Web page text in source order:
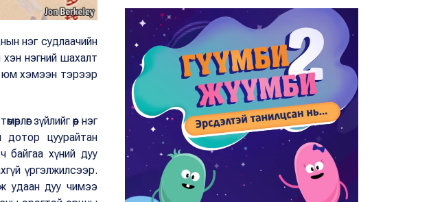
нэг судлаачийн
хэн нэгний шахалт
юм хэмээн тэрээр
зүйлийг өөр нэг
дотор цуурайтан
байгаа хүний дуу
үргэлжилсээр.
удаан дуу чимээ